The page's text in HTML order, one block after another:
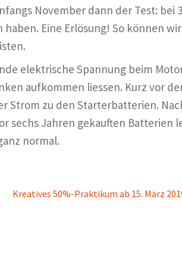
November dann der Test: bei
Eine Erlösung! So können
elektrische Spannung beim
aufkommen liessen. Kurz vor
Strom zu den Starterbatterien.
sechs Jahren gekauften Batterien
normal.
Next
Kreatives 50%-Praktikum ab 15. März